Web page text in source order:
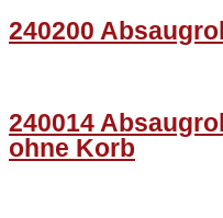
240200
240014
ohne Korb